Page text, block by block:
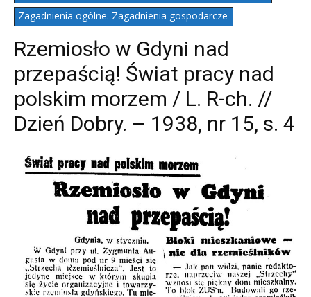
Zagadnienia ogólne. Zagadnienia gospodarcze
Rzemiosło w Gdyni nad
przepaścią! Świat pracy nad
polskim morzem / L. R-ch. //
Dzień Dobry. – 1938, nr 15, s. 4